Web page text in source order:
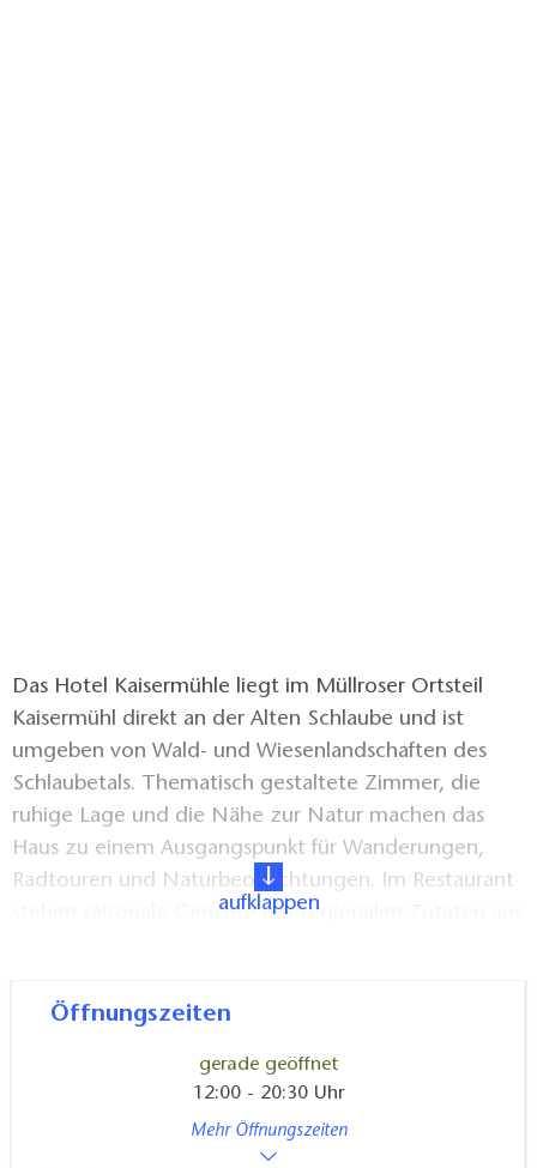
Das Hotel Kaisermühle liegt im Müllroser Ortsteil
Kaisermühl direkt an der Alten Schlaube und ist
umgeben von Wald- und Wiesenlandschaften des
Schlaubetals. Thematisch gestaltete Zimmer, die
ruhige Lage und die Nähe zur Natur machen das
Haus zu einem Ausgangspunkt für Wanderungen,
Radtouren und Naturbeobachtungen. Im Restaurant
stehen saisonale Gerichte mit regionalen Zutaten aus
Für unterwegs wird das Picknick „Pausenbrot“
Vollkornbrot mit vegetarischem Aufstrich,
aufklappen
Öffnungszeiten
gerade geöffnet
12:00 - 20:30 Uhr
Mehr Öffnungszeiten